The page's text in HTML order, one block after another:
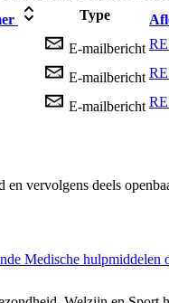
Type
E-mailbericht
E-mailbericht
E-mailbericht
vervolgens deels
Medische hulpmiddelen